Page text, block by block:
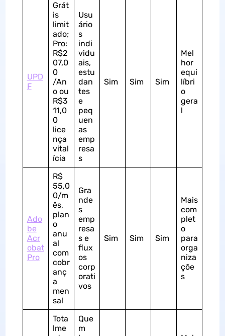
UPD
F
Grát
is
limit
ado;
Pro:
R$2
07,0
0
/An
o ou
R$3
11,0
0
lice
nça
vital
ícia
Usu
ário
s
indi
vidu
ais,
estu
dan
tes
e
peq
uen
as
emp
resa
s
Sim Sim Sim
Mel
hor
equi
líbri
o
gera
l
Ado
be
Acr
obat
Pro
R$
55,0
0/m
ês,
plan
o
anu
al
com
cobr
anç
a
men
sal
Gra
nde
s
emp
resa
s e
flux
os
corp
orati
vos
Sim Sim Sim
Mais
com
plet
o
para
orga
niza
çõe
s
Tota
lme
Que
m